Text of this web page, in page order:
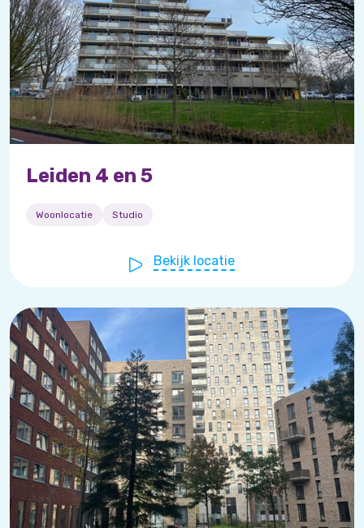
Leiden 4 en 5
Woonlocatie Studio
Bekijk locatie